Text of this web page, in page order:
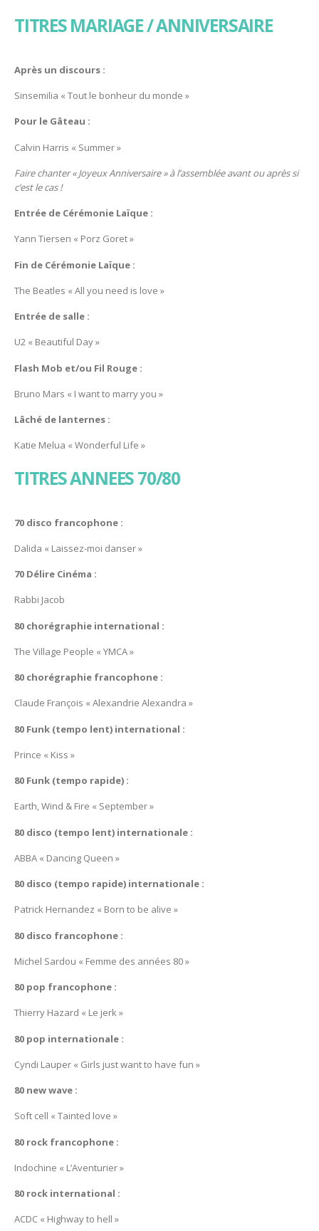
TITRES MARIAGE / ANNIVERSAIRE
Après un discours :
Sinsemilia « Tout le bonheur du monde »
Pour le Gâteau :
Calvin Harris « Summer »
Faire chanter « Joyeux Anniversaire » à l’assemblée avant ou après si
c’est le cas !
Entrée de Cérémonie Laïque :
Yann Tiersen « Porz Goret »
Fin de Cérémonie Laïque :
The Beatles « All you need is love »
Entrée de salle :
U2 « Beautiful Day »
Flash Mob et/ou Fil Rouge :
Bruno Mars « I want to marry you »
Lâché de lanternes :
Katie Melua « Wonderful Life »
TITRES ANNEES 70/80
70 disco francophone :
Dalida « Laissez-moi danser »
70 Délire Cinéma :
Rabbi Jacob
80 chorégraphie international :
The Village People « YMCA »
80 chorégraphie francophone :
Claude François « Alexandrie Alexandra »
80 Funk (tempo lent) international :
Prince « Kiss »
80 Funk (tempo rapide) :
Earth, Wind & Fire « September »
80 disco (tempo lent) internationale :
ABBA « Dancing Queen »
80 disco (tempo rapide) internationale :
Patrick Hernandez « Born to be alive »
80 disco francophone :
Michel Sardou « Femme des années 80 »
80 pop francophone :
Thierry Hazard « Le jerk »
80 pop internationale :
Cyndi Lauper « Girls just want to have fun »
80 new wave :
Soft cell « Tainted love »
80 rock francophone :
Indochine « L’Aventurier »
80 rock international :
ACDC « Highway to hell »